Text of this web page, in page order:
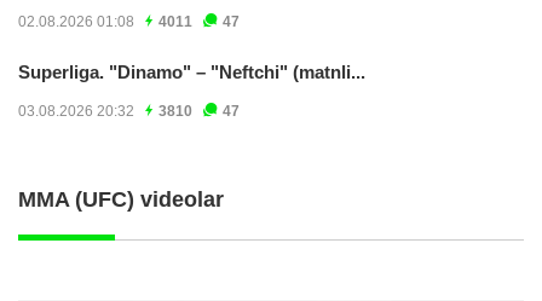
02.08.2026 01:08 4011 47
Superliga. "Dinamo" – "Neftchi" (matnli...
03.08.2026 20:32 3810 47
MMA (UFC) videolar